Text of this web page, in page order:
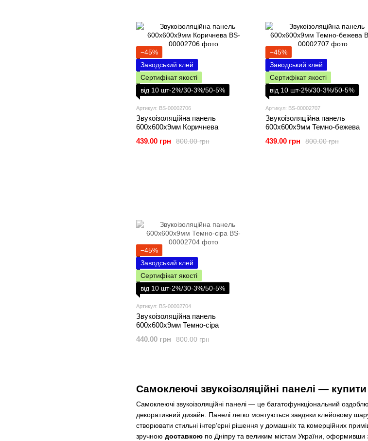
Самоклеючі звукоізоляційні панелі —
Самоклеючі звукоізоляційні панелі — це багатофункціональний
декоративний дизайн. Панелі легко монтуються завдяки клейовому
створювати стильні інтер’єрні рішення у домашніх та комерційних
зручною доставкою по Дніпру та великим містам України, оформивши
−45%
Заводський клей
Сертифікат якості
від 10 шт-2%/30-3%/50-5%
Артикул: BS-00002706
Звукоізоляційна панель
600х600х9мм Коричнева
800.00 грн
439.00 грн
−45%
Заводський клей
Сертифікат якості
від 10 шт-2%/30-3%/50-5%
Артикул: BS-00002707
Звукоізоляційна панель
600х600х9мм Темно-бежева
800.00 грн
439.00 грн
−45%
Заводський клей
Сертифікат якості
від 10 шт-2%/30-3%/50-5%
Артикул: BS-00002704
Звукоізоляційна панель
600х600х9мм Темно-сіра
800.00 грн
440.00 грн